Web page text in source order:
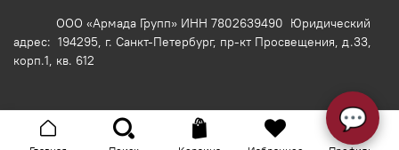
ООО «Армада Групп» ИНН 7802639490 Юридический
адрес: 194295, г. Санкт-Петербург, пр-кт Просвещения, д.33,
корп.1, кв. 612
💬